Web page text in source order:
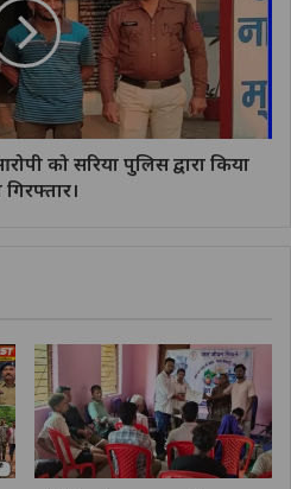
को सरिया पुलिस द्वारा किया